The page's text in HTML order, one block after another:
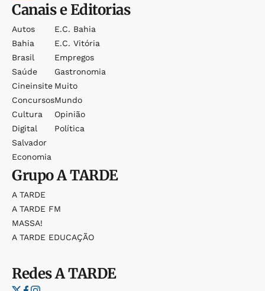
Canais e Editorias
Autos
Bahia
Brasil
Saúde
Cineinsite
Concursos
Cultura
Digital
Salvador
Economia
E.c. Bahia
E.c. Vitória
Empregos
Gastronomia
Muito
Mundo
Opinião
Política
GrupoA TARDE
A TARDE
A TARDE FM
MASSA!
A TARDE EDUCAÇÃO
RedesA TARDE